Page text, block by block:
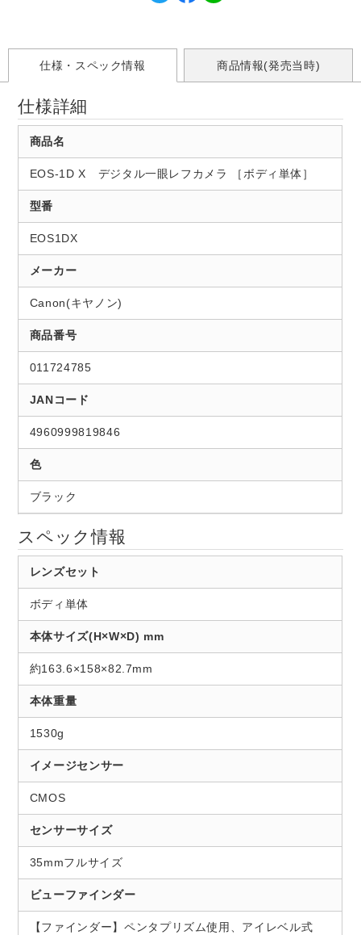
仕様・スペック情報 商品情報(発売当時)
仕様詳細
商品名
EOS-1D X デジタル一眼レフカメラ ［ボディ単体］
型番
EOS1DX
メーカー
Canon(キヤノン)
商品番号
011724785
JANコード
4960999819846
色
ブラック
スペック情報
レンズセット
ボディ単体
本体サイズ(H×W×D) mm
約163.6×158×82.7mm
本体重量
1530g
イメージセンサー
CMOS
センサーサイズ
35mmフルサイズ
ビューファインダー
【ファインダー】ペンタプリズム使用、アイレベル式